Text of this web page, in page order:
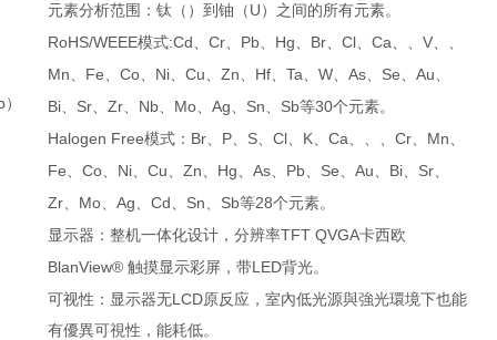
元素分析范围：钛（）到铀（ U ）之间的所有元素。
RoHS/WEEE模式:Cd、 Cr、 Pb、 Hg、 Br、 Cl、 Ca、、 V、、
Mn、 Fe、 Co、 Ni、 Cu、 Zn、 Hf、 Ta、 W、 As、 Se、 Au、
Bi、 Sr、 Zr、 Nb、 Mo、 Ag、 Sn、 Sb等30个元素。
Halogen Free模式： Br、 P、 S、 Cl、 K、 Ca、、、 Cr、 Mn、
Fe、 Co、 Ni、 Cu、 Zn、 Hg、 As、 Pb、 Se、 Au、 Bi、 Sr、
Zr、 Mo、 Ag、 Cd、 Sn、 Sb等28个元素。
显示器：整机一体化设计，分辨率TFT QVGA卡西欧
BlanView® 触摸显示彩屏，带LED背光。
可视性：显示器无LCD原反应，室內低光源與強光環境下也能
有優異可視性，能耗低。